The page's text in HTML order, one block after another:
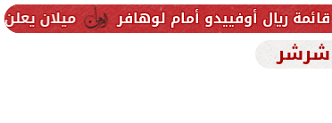
ميلان يعلن فسخ عقد أمام لوهافر
شرشر